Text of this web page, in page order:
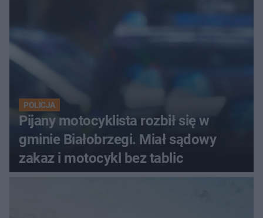
POLICJA
Pijany motocyklista rozbił się w
gminie Białobrzegi. Miał sądowy
zakaz i motocykl bez tablic